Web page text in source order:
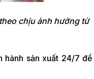
chịu ảnh hưởng từ
hành sản xuất 24/7 để